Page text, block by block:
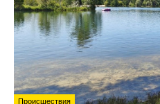
Происшествия